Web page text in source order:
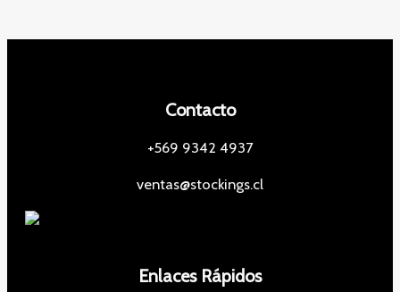
Contacto
+569 9342 4937
ventas@stockings.cl
Enlaces Rápidos